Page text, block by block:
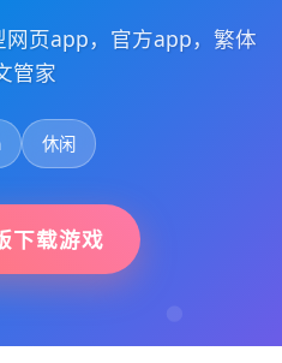
页app，官方app，繁体
管家
休闲
下载游戏